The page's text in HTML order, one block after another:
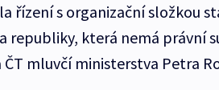
řízení s organizační složkou
republiky, která nemá právní
ČT mluvčí ministerstva Petra